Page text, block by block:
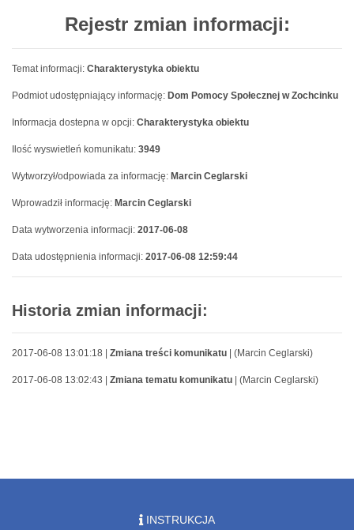
Rejestr zmian informacji:
Temat informacji: Charakterystyka obiektu
Podmiot udostępniający informację: Dom Pomocy Społecznej w Zochcinku
Informacja dostepna w opcji: Charakterystyka obiektu
Ilość wyswietleń komunikatu: 3949
Wytworzył/odpowiada za informację: Marcin Ceglarski
Wprowadził informację: Marcin Ceglarski
Data wytworzenia informacji: 2017-06-08
Data udostępnienia informacji: 2017-06-08 12:59:44
Historia zmian informacji:
2017-06-08 13:01:18 | Zmiana treści komunikatu | (Marcin Ceglarski)
2017-06-08 13:02:43 | Zmiana tematu komunikatu | (Marcin Ceglarski)
INSTRUKCJA